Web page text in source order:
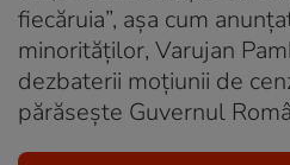
fiecăruia”, așa cum
minorităților, Varujan
dezbaterii moțiunii de
părăsește Guvernul